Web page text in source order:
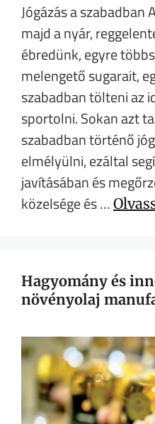
Jógázás a szabadban
majd a nyár,
ébredünk, egyre
melengető sugarait,
szabadban tölteni az
sportolni. Sokan azt
szabadban történő
elmélyülni, ezáltal
javításában és
közelsége és …
Hagyomány és
növényolaj